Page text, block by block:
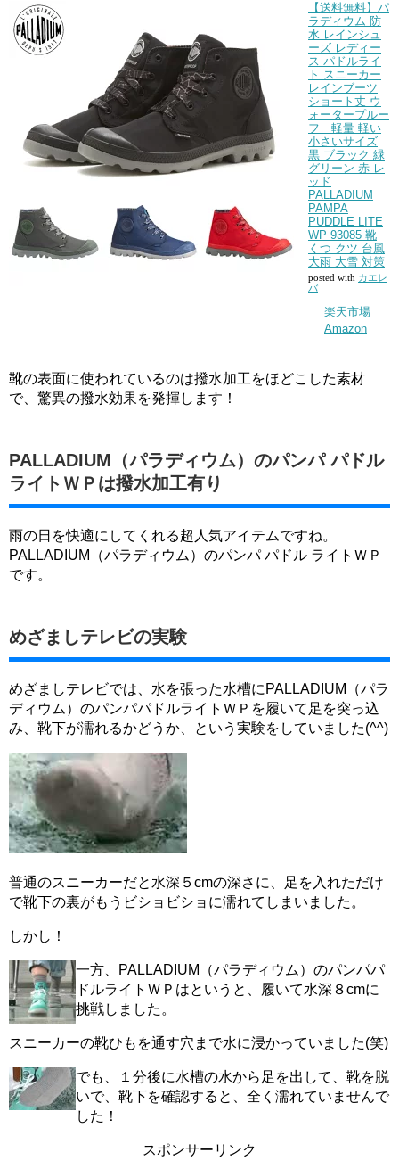
【送料無料】パ
ラディウム 防
水 レインシュ
ーズ レディー
ス パドルライ
ト スニーカー
レインブーツ
ショート丈 ウ
ォータープルー
フ 軽量 軽い
小さいサイズ
黒 ブラック 緑
グリーン 赤 レ
ッド
PALLADIUM
PAMPA
PUDDLE LITE
WP 93085 靴
くつ クツ 台風
大雨 大雪 対策
posted with カエレ
バ
楽天市場
Amazon
靴の表面に使われているのは撥水加工をほどこした素材
で、驚異の撥水効果を発揮します！
PALLADIUM（パラディウム）のパンパ パドル
ライトＷＰは撥水加工有り
雨の日を快適にしてくれる超人気アイテムですね。
PALLADIUM（パラディウム）のパンパ パドル ライトＷＰ
です。
めざましテレビの実験
めざましテレビでは、水を張った水槽にPALLADIUM（パラ
ディウム）のパンパパドルライトＷＰを履いて足を突っ込
み、靴下が濡れるかどうか、という実験をしていました(^^)
普通のスニーカーだと水深５cmの深さに、足を入れただけ
で靴下の裏がもうビショビショに濡れてしまいました。
しかし！
一方、PALLADIUM（パラディウム）のパンパパ
ドルライトＷＰはというと、履いて水深８cmに
挑戦しました。
スニーカーの靴ひもを通す穴まで水に浸かっていました(笑)
でも、１分後に水槽の水から足を出して、靴を脱
いで、靴下を確認すると、全く濡れていませんで
した！
スポンサーリンク